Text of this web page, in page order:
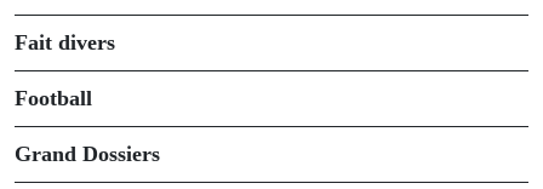
Fait divers
Football
Grand Dossiers